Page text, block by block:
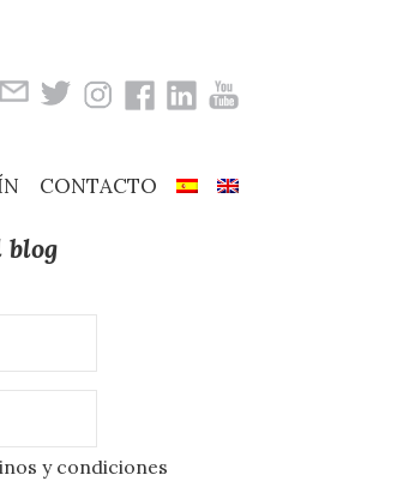
CONTACTO
blog
y condiciones